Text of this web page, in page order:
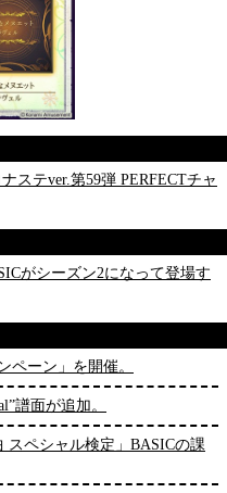
ステver.第59弾 PERFECTチャ
がシーズン2になって登場す
ペーン」を開催。
譜面が追加。
スペシャル検定」BASICの課